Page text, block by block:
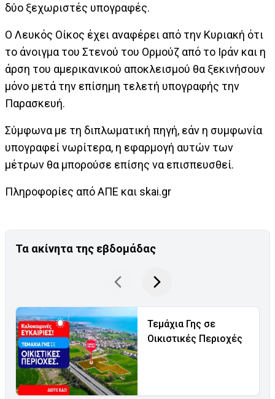
δύο ξεχωριστές υπογραφές.
Ο Λευκός Οίκος έχει αναφέρει από την Κυριακή ότι
το άνοιγμα του Στενού του Ορμούζ από το Ιράν και η
άρση του αμερικανικού αποκλεισμού θα ξεκινήσουν
μόνο μετά την επίσημη τελετή υπογραφής την
Παρασκευή.
Σύμφωνα με τη διπλωματική πηγή, εάν η συμφωνία
υπογραφεί νωρίτερα, η εφαρμογή αυτών των
μέτρων θα μπορούσε επίσης να επισπευσθεί.
Πληροφορίες από ΑΠΕ και skai.gr
Τα ακίνητα της εβδομάδας
Τεμάχια Γης σε
Οικιστικές Περιοχές